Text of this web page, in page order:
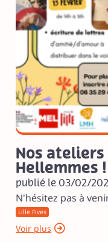
Nos
Hellemmes !
publié le 03/02/
N'hésitez pas à
Lille Fives
Voir plus